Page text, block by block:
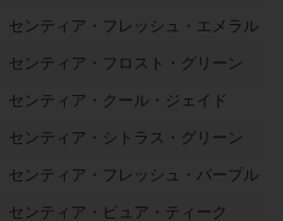
センティア・フレッシュ・エメラルド
センティア・フロスト・グリーン
センティア・クール・ジェイド
センティア・シトラス・グリーン
センティア・フレッシュ・パープル
センティア・ピュア・ティーク